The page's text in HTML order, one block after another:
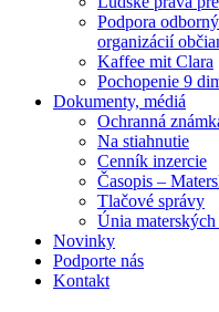
Podpora
organizácií
Kaffee mit Clara
Pochopenie 9
Dokumenty, médiá
Ochranná
Na stiahnutie
Cenník inzercie
Časopis –
Tlačové správy
Únia
Novinky
Podporte nás
Kontakt